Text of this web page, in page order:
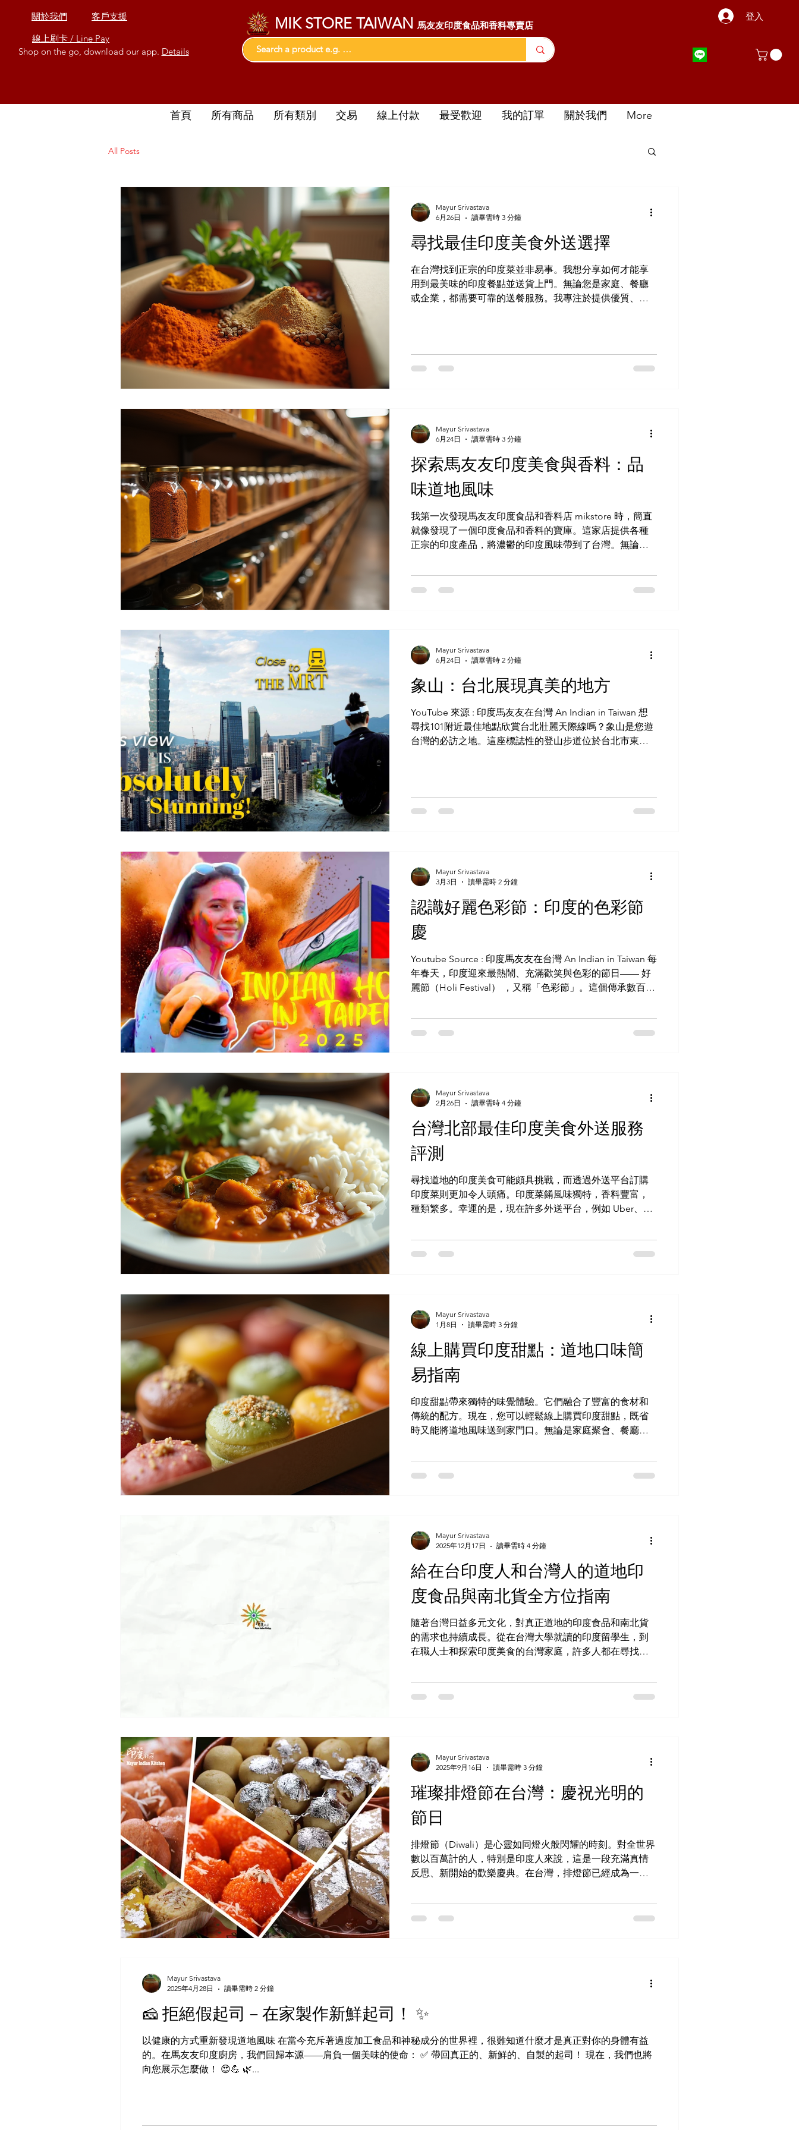
關於我們
客戶支援
線上刷卡 / Line Pay
Shop on the go, download our app. Details
MIK STORE TAIWAN馬友友印度食品和香料專賣店
登入
首頁 所有商品 所有類別 交易 線上付款 最受歡迎 我的訂單 關於我們 More
All Posts
尋找最佳印度美食外送選擇
在台灣找到正宗的印度菜並非易事。我想分享如何才能享
用到最美味的印度餐點並送貨上門。無論您是家庭、餐廳
或企業，都需要可靠的送餐服務。我專注於提供優質、多
餐，有些則提供烹調所需的食材和香料。 以下是一些熱門
選項： 網路雜貨店：這些商店提供香料、扁豆、米飯和點
配送：一些服務專注於印度菜。他們提供南北貨也有準備
餐點，例如台灣的馬友友商店。 我建議您在下單前先查看
配送範圍和費用。有些服務涵蓋全台灣，而有些則專注於
主要城市。 印度香料粉，可送貨上門 如何選擇合適的印度
食品配送服務 選擇合適的服務取決於您的需求。以下是一
些需要考慮的因素： 菜單種類：尋找菜色種類豐富的餐廳
或超市。 道地：確認食物是否採用傳統配方和食材。 配送
速度：快速配送至關重要，尤其對於餐
Mayur Srivastava
6月26日
讀畢需時 3 分鐘
探索馬友友印度美食與香料：品
味道地風味
我第一次發現馬友友印度食品和香料店 mikstore 時，簡直
就像發現了一個印度食品和香料的寶庫。這家店提供各種
正宗的印度產品，將濃鬱的印度風味帶到了台灣。無論你
都能滿足你的需求。 探索印度美食和香料就在馬友友印度
食品和香料店 馬友友商店的商品種類豐富令人印象深刻。
始終如一。 我非常欣賞這家店的商品陳列方式。香料標籤
清晰，而且非常新鮮。包裝也很好地保留了香料的香氣。
友印度食品和香料店貨架上的印度香料 印度烹飪必備香料
可以找到所有必需的香料。薑黃、孜然、芫荽籽和芥菜籽
均有多種規格可供選擇。這些香料能為菜餚增添色澤、香
氣和層次感。 本店也提供一些特色香料，例如阿魏和胡蘆
Mayur Srivastava
6月24日
讀畢需時 3 分鐘
象山：台北展現真美的地方
YouTube 來源 : 印度馬友友在台灣 An Indian in Taiwan 想
尋找101附近最佳地點欣賞台北壯麗天際線嗎？象山是您遊
台灣的必訪之地。這座標誌性的登山步道位於台北市東南
Xiangshan 攀登象山出乎意料地輕鬆便捷。它距離捷運紅線
僅幾步之遙，是想要快速逃離喧囂都市的旅客的理想之
峨的台北101大樓則為每一張照片都提供了絕佳的背景。 最
棒的地方之一？象山週邊遍布溫馨的咖啡館和小餐館。你
可以在登山前喝杯咖啡放鬆一下，或是登頂後一邊欣賞美
景一邊享用美食慶祝。都市的便利性與自然的秀麗完美融
合，使香山成為獨特的體驗——無論是尋求刺激的冒險
家，還是喜歡悠閒探索的人，都能在這裡找到樂趣。 象山
的日落美得令人窒息。當溫暖的金光灑滿整座城
Mayur Srivastava
6月24日
讀畢需時 2 分鐘
認識好麗色彩節：印度的色彩節
慶
Youtube Source : 印度馬友友在台灣 An Indian in Taiwan 每
年春天，印度迎來最熱鬧、充滿歡笑與色彩的節日—— 好
麗節（Holi Festival） ，又稱「色彩節」。這個傳承數百年
除社會隔閡、慶祝善良戰勝邪惡的歡樂節日。 生命與喜悅
的慶典 好麗節象徵春天的到來與冬天的結束。在這個時
徵善良與虔誠戰勝邪惡力量。 在好麗節期間，人們會互相
塗抹 鮮豔的彩粉 、潑水、隨著音樂跳舞，還會分享傳統甜
提醒我們，生活應該被慶祝，而快樂最美好的方式是與他
人分享。 好麗節在台灣 好麗節不只在印度慶祝，它也逐漸
成為台灣的年度盛事，讓本地居民和遊客都能感受這份色
彩的魅力。今年， 2026年4月11日 ，胡里節將由**印度大使
館 / 印度台北協會（ITA）**主辦在台舉行
Mayur Srivastava
3月3日
讀畢需時 2 分鐘
台灣北部最佳印度美食外送服務
評測
尋找道地的印度美食可能頗具挑戰，而透過外送平台訂購
印度菜則更加令人頭痛。印度菜餚風味獨特，香料豐富，
種類繁多。幸運的是，現在許多外送平台，例如 Uber、
找最佳印度菜外送服務的熱門之選。這篇評測將幫助您根
據自身需求選擇合適的平台。 最佳印度美食外送精選 我聚
們提供來自印度各地的豐富菜餚。 Foodpanda ：這項服務
在台灣擁有強大的影響力。它匯集了眾多菜單各異的印度
Zomato ：雖然這兩款外送應用程式在印度很受歡迎，但在
台灣卻無法使用！ Uber Eats ：提供各種印度餐廳。這款應
用程式易於使用，並提供訂單即時追蹤功能。 每家服務商
都有各自的優勢。 馬友友商店的優勢在於專注於印度南北
貨和香料，對於想在家烹飪或享用速食的人來說，這是一
個不錯的選擇。 正宗印度咖哩飯
Mayur Srivastava
2月26日
讀畢需時 4 分鐘
線上購買印度甜點：道地口味簡
易指南
印度甜點帶來獨特的味覺體驗。它們融合了豐富的食材和
傳統的配方。現在，您可以輕鬆線上購買印度甜點，既省
時又能將道地風味送到家門口。無論是家庭聚會、餐廳菜
線上購買印度甜點？ 在網上購買甜點非常方便。您可以避
開擁擠的商店和漫長的排隊，在家或辦公室就能瀏覽各種
保持甜點在運輸過程中的新鮮度，這對於像 孟加拉牛奶球
或 玫瑰奶球 這樣易碎的甜點尤為重要。 對於餐廳和飯店等
訂購並安排送貨時間，確保始終有甜點供應給顧客。 盒裝
綜合印度甜點 如何線上購買印度甜點 首先，選擇一家值得
信賴的網店。尋找專營印度食品和甜點的店鋪。看看他們
是否提供種類豐富的甜點，例如 印度甜球 、糕點、 炸糖漿
甜麵圈 和 牛奶軟糖 。同時，也要查看他們是否提供清晰的
成分資訊和保質期說明。 接下來，考慮配送選項。部分店
家提供當日或隔日送達服務
Mayur Srivastava
1月8日
讀畢需時 3 分鐘
給在台印度人和台灣人的道地印
度食品與南北貨全方位指南
隨著台灣日益多元文化，對真正道地的印度食品和南北貨
的需求也持續成長。從在台灣大學就讀的印度留學生，到
在職人士和探索印度美食的台灣家庭，許多人都在尋找能
市是無法複製的。 為了滿足這項需求，台灣馬友友印度廚
房（台灣馬友友商店）應運而生。本文將為身在台灣的顧
文化，但 真正道地的印度美食 ——從香氣四溢的瑪沙拉香
料、特色扁豆到傳統即食菜餚——在其他地方卻難以尋
實地還原印度美食的精髓 ，是以下人群的理想之選： 渴望
家鄉味道的印度人 渴望烹調道地印度菜餚的台灣廚師和家
庭烹飪 在台灣舉辦印度節慶活動或特別活動的人士 在這
裡，每件產品 — 從香料到零食 — 都經過精心挑選力求保
持 道地的印度風味和品質 。 關於馬友友印度廚房 台灣馬
友友印度廚房 是一家值得信賴的印度南北貨品店，服務遍
及全台各地。本店提供豐富的商
Mayur Srivastava
2025年12月17日
讀畢需時 4 分鐘
璀璨排燈節在台灣：慶祝光明的
節日
排燈節（Diwali）是心靈如同燈火般閃耀的時刻。對全世界
數以百萬計的人，特別是印度人來說，這是一段充滿真情
反思、新開始的歡樂慶典。在台灣，排燈節已經成為一種
不論你是否來自印度，都能享受豐富的傳統、絢麗的色
彩，還有那令人難忘的美味。 排燈節提醒我們要分享快
日。 新鮮手工製作的甜點 在馬友友，我們相信最好的甜點
點，每一道都精心手工打造。從招牌的手工 paan gilori ，
到細緻濃郁的 kaju katli(腰果糕點) ，每一口都蘊含傳統滋
Mayur Srivastava
2025年9月16日
讀畢需時 3 分鐘
🧀 拒絕假起司－在家製作新鮮起司！ ✨
以健康的方式重新發現道地風味 在當今充斥著過度加工食品和神秘成分的世界裡，很難知道什麼才是真正對你的身體有益
的。在馬友友印度廚房，我們回歸本源——肩負一個美味的使命： ✅ 帶回真正的、新鮮的、自製的起司！ 現在，我們也將
向您展示怎麼做！ 😍💪 🌿...
Mayur Srivastava
2025年4月28日
讀畢需時 2 分鐘